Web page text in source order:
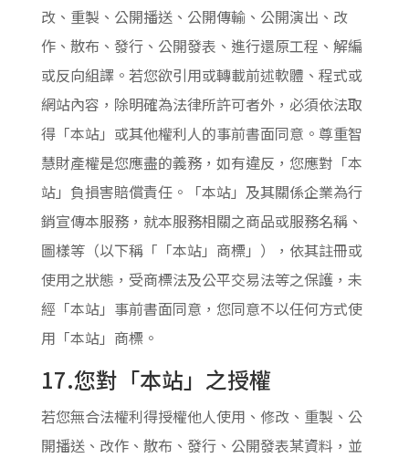
改、重製、公開播送、公開傳輸、公開演出、改
作、散布、發行、公開發表、進行還原工程、解編
或反向組譯。若您欲引用或轉載前述軟體、程式或
網站內容，除明確為法律所許可者外，必須依法取
得「本站」或其他權利人的事前書面同意。尊重智
慧財產權是您應盡的義務，如有違反，您應對「本
站」負損害賠償責任。「本站」及其關係企業為行
銷宣傳本服務，就本服務相關之商品或服務名稱、
圖樣等（以下稱「「本站」商標」），依其註冊或
使用之狀態，受商標法及公平交易法等之保護，未
經「本站」事前書面同意，您同意不以任何方式使
用「本站」商標。
17.您對「本站」之授權
若您無合法權利得授權他人使用、修改、重製、公
開播送、改作、散布、發行、公開發表某資料，並